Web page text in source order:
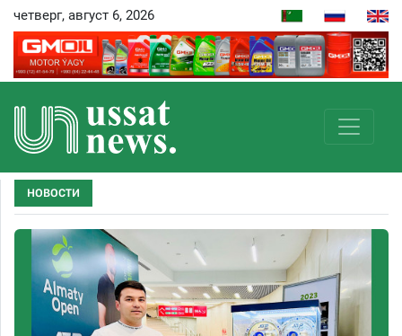
четверг, август 6, 2026
НОВОСТИ